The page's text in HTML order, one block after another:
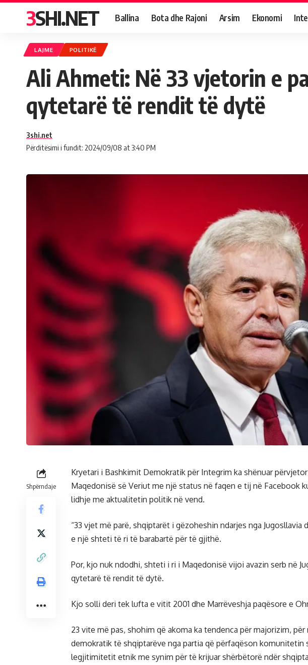
3SHI.NET Ballina Bota dhe Rajoni Arsim Ekonomi
LAJME POLITIKË
Ali Ahmeti: Në 33 vjetorin e
qytetarë të rendit të dytë
Përditësimi i fundit: 2024/09/08 at 3:40 PM
3shi.net
Shpërndaje
Kryetari i Bashkimit Demokratik për Integrim ka shënuar
Maqedonisë së Veriut me një status në faqen e tij në Facebook
lidhje me aktualitetin politik në vend.
“33 vjet më parë, shqiptarët i gëzoheshin ndarjes nga
e një shteti të ri të barabartë për të gjithë.
Por, kjo nuk ndodhi, shteti i ri i Maqedonisë vijoi avazin serb në
qytetarë të rendit të dytë.
Kjo solli deri tek lufta e vitit 2001 dhe Marrëveshja paqësore e
23 vite më pas, shohim që akoma ka tendenca për majorizim,
demokratik të shqiptarëve nga partia që përfaqëson komunitetin
legjitimitetit etnik me synim për të krijuar shërbëtorë ndër